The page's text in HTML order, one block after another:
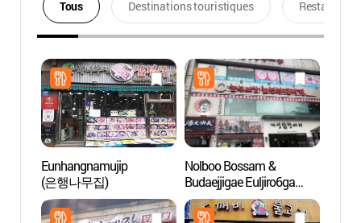
Tous Destinations touristiques Restaurants
Eunhangnamujip
(은행나무집)
Nolboo Bossam &
Budaejjigae Euljiro6ga
(놀부보쌈&부대찌개
을지로6가)